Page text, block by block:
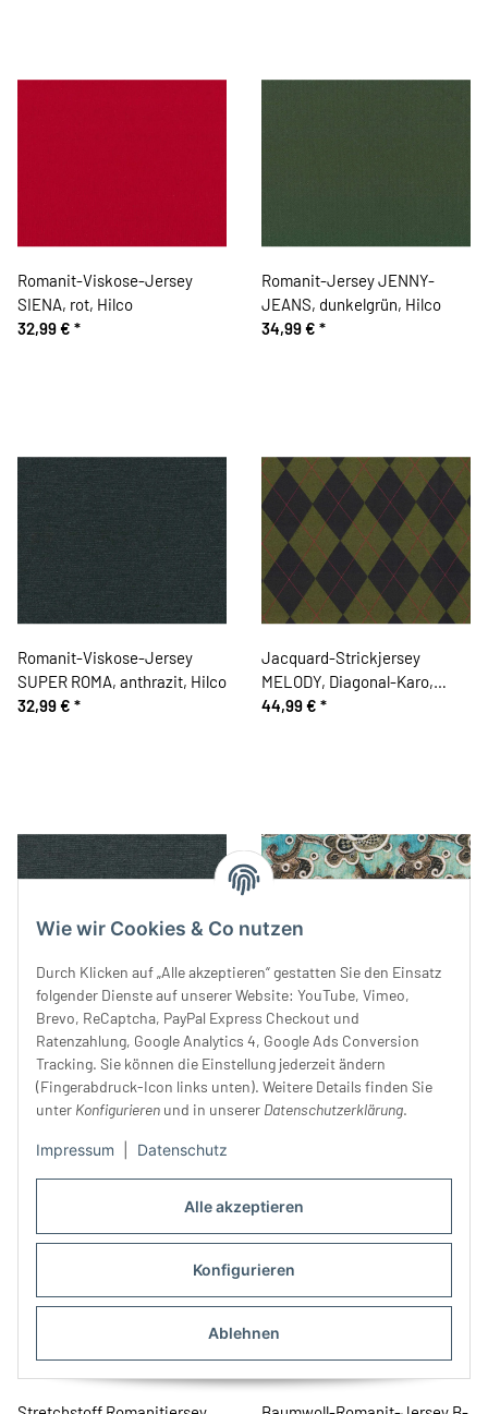
Alle akzeptieren
Konfigurieren
Ablehnen
Wie wir Cookies & Co nutzen
Durch Klicken auf „Alle akzeptieren“ gestatten Sie den Einsatz
folgender Dienste auf unserer Website: YouTube, Vimeo,
Brevo, ReCaptcha, PayPal Express Checkout und
Ratenzahlung, Google Analytics 4, Google Ads Conversion
Tracking. Sie können die Einstellung jederzeit ändern
(Fingerabdruck-Icon links unten). Weitere Details finden Sie
unter Konfigurieren und in unserer Datenschutzerklärung.
Impressum Datenschutz
Romanit-Viskose-Jersey
SIENA, rot, Hilco
32,99 € *
Romanit-Jersey JENNY-
JEANS, dunkelgrün, Hilco
34,99 € *
Romanit-Viskose-Jersey
SUPER ROMA, anthrazit, Hilco
32,99 € *
Jacquard-Strickjersey
MELODY, Diagonal-Karo,
grün, Hilco
44,99 € *
Romanit-Viskose-Jersey
SUPER ROMA, dunkelgrau,
Hilco
32,99 €*
Romanit-Viskose-Jersey aus
Italien GUNDA,
Lochstickerei-Illusion, türkis
59,00 €*